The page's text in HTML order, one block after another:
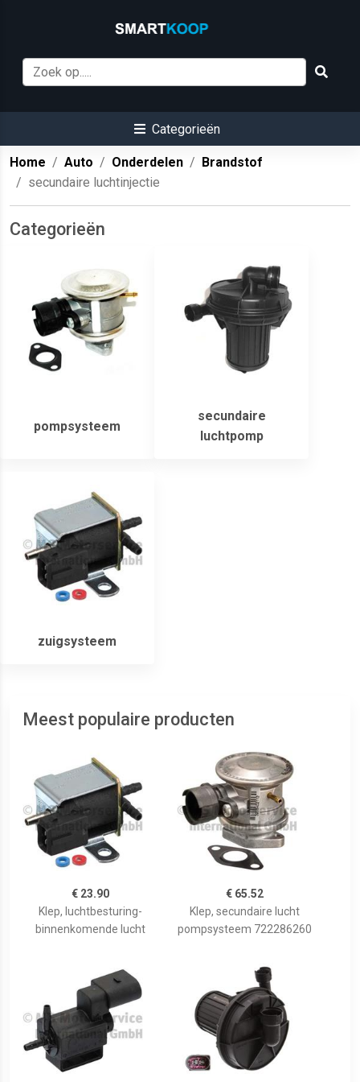
Categorieën
Home Auto Onderdelen
Brandstof
secundaire luchtinjectie
Categorieën
pompsysteem
secundaire
luchtpomp
zuigsysteem
Meest populaire producten
€ 23.90
Klep, luchtbesturing-
binnenkomende lucht
€ 65.52
Klep, secundaire lucht
pompsysteem 722286260